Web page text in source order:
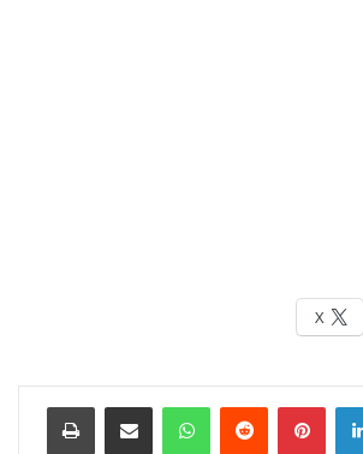
X
LinkedIn
Pinterest
Reddit
WhatsApp
Share via Email
Print